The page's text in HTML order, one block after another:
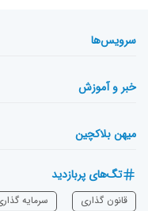
سرویس‌ها
خبر و آموزش
میهن بلاکچین
تگ‌های پربازدید
قانون گذاری سرمایه‌